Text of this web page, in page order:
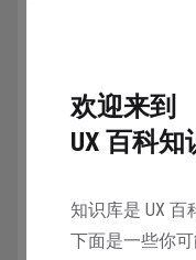
字无大写字母。为
欢迎来到
UX 百科知
知识库是 UX
下面是一些你